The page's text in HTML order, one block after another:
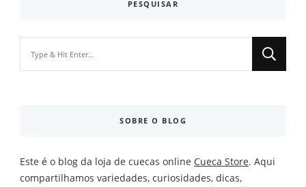
PESQUISAR
SOBRE O BLOG
Este é o blog da loja de cuecas online Cueca Store. Aqui
compartilhamos variedades, curiosidades, dicas,